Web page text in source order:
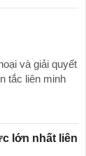
và giải quyết
tắc liên minh
lớn nhất liên